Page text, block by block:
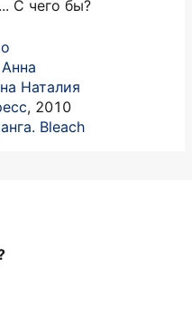
С чего бы?
Наталия
, 2010
Bleach